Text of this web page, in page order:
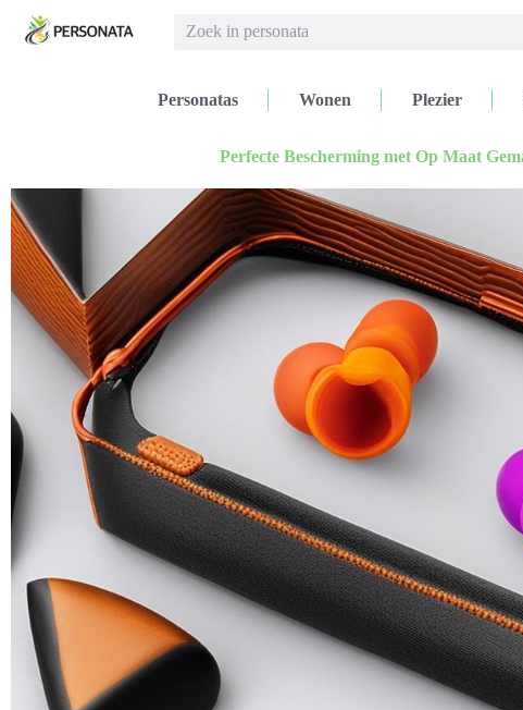
Personatas Wonen Plezier
Perfecte Bescherming met Op Maat